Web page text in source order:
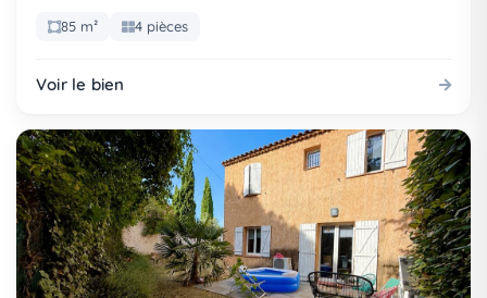
85 m² 4 pièces
Voir le bien